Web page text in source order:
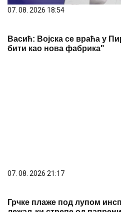
07. 08. 2026 18:54
Васић: Војска се враћа у
бити као нова фабрика"
07. 08. 2026 21:17
Грчке плаже под лупом